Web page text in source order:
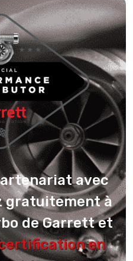
avec
gratuitement à
de Garrett et
en